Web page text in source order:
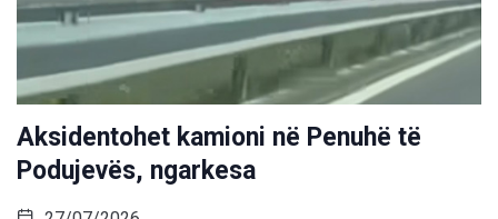
Aksidentohet kamioni në Penuhë të
Podujevës, ngarkesa